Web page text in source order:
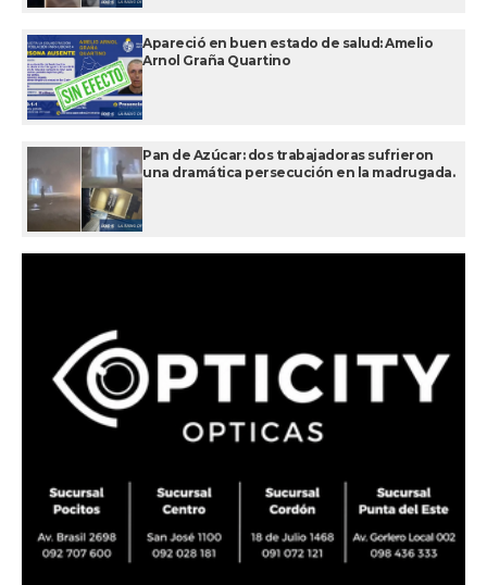
Apareció en buen estado de salud: Amelio
Arnol Graña Quartino
Pan de Azúcar: dos trabajadoras sufrieron
una dramática persecución en la madrugada.